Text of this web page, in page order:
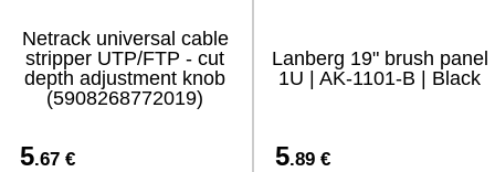
Netrack universal cable
stripper UTP/FTP - cut
depth adjustment knob
(5908268772019)
5.67 €
Lanberg 19" brush panel
1U | AK-1101-B | Black
5.89 €